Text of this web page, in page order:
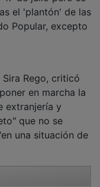
el 'plantón' de las
Popular, excepto
Rego, criticó
en marcha la
extranjería y
que no se
una situación de